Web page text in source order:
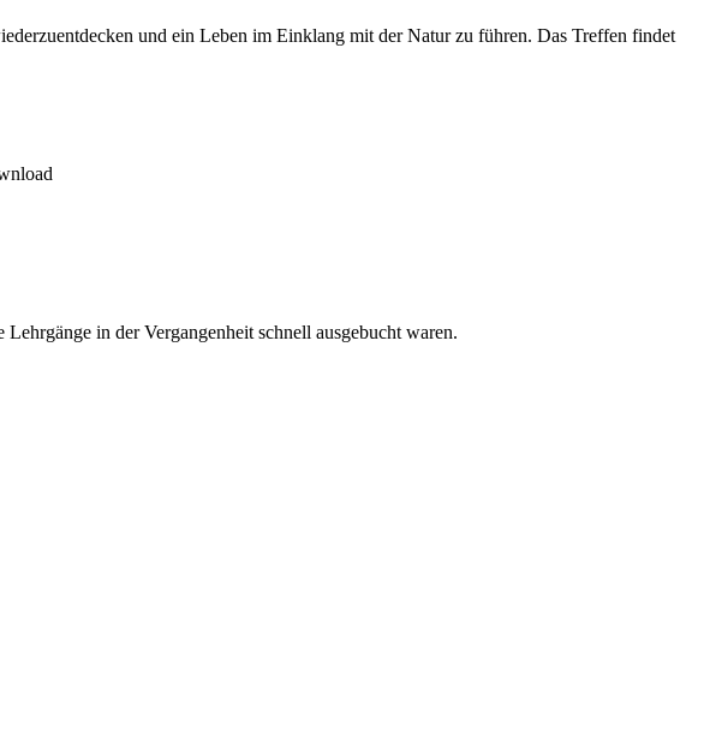
und ein Leben im Einklang mit der Natur zu führen. Das Treffen findet
in der Vergangenheit schnell ausgebucht waren.